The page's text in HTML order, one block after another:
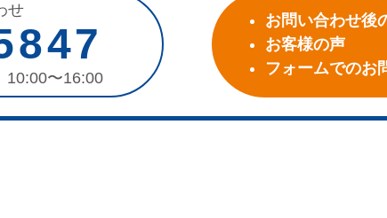
せ
10:00〜16:00
お問い合わせ後
お客様の声
フォームでのお